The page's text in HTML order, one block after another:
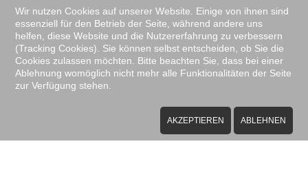
Zum Hauptinhalt springen
Verbindungslehrer im
Schuljahr 2025/26
Wir nutzen Cookies auf unserer Website. Einige von ihnen sind
essenziell für den Betrieb der Seite, während andere uns
helfen, diese Website und die Nutzererfahrung zu verbessern
(Tracking Cookies). Sie können selbst entscheiden, ob Sie die
Cookies zulassen möchten. Bitte beachten Sie, dass bei einer
Ablehnung womöglich nicht mehr alle Funktionalitäten der Seite
zur Verfügung stehen.
AKZEPTIEREN ABLEHNEN